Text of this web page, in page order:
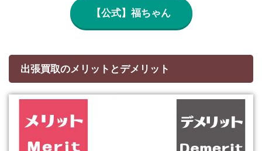
【公式】福ちゃん
出張買取のメリットとデメリット